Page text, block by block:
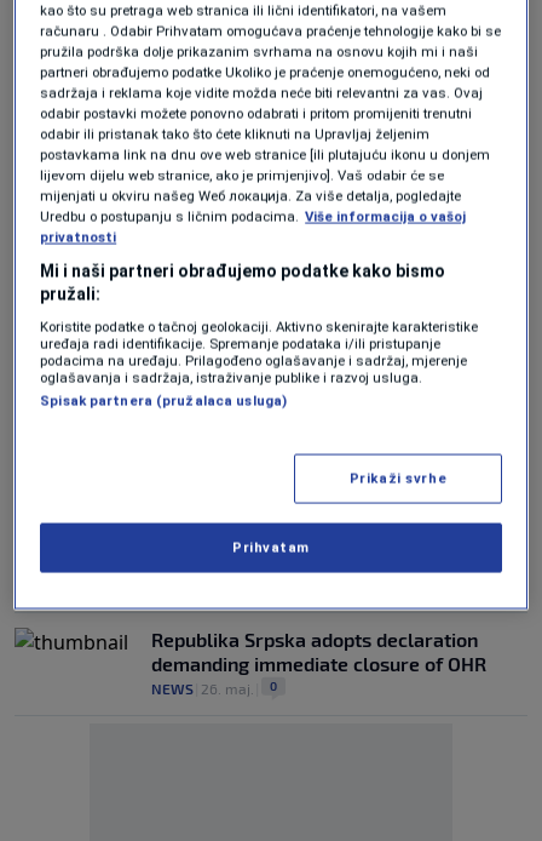
Oglas
"NACIONALNA PITANJA"
Srbija i SAD pokreću strateški dijalog,
"zaštite RS i rješavanja problema u BiH"
Constitutional Court of BiH upholds
legality of criminal offence for non-
compliance with High Representative
decisions
Dio opozicije u RS najavljuje proteste zbog
novog zaduženja od 800 miliona, vlast
uzvraća optužbama za blokade
Republika Srpska adopts declaration
demanding immediate closure of OHR
NEWS 26. maj. 0
kao što su pretraga web stranica ili lični identifikatori, na vašem
računaru . Odabir Prihvatam omogućava praćenje tehnologije kako bi se
pružila podrška dolje prikazanim svrhama na osnovu kojih mi i naši
partneri obrađujemo podatke Ukoliko je praćenje onemogućeno, neki od
sadržaja i reklama koje vidite možda neće biti relevantni za vas. Ovaj
odabir postavki možete ponovno odabrati i pritom promijeniti trenutni
odabir ili pristanak tako što ćete kliknuti na Upravljaj željenim
postavkama link na dnu ove web stranice [ili plutajuću ikonu u donjem
lijevom dijelu web stranice, ako je primjenjivo]. Vaš odabir će se
mijenjati u okviru našeg Wеб локација. Za više detalja, pogledajte
Uredbu o postupanju s ličnim podacima. Više informacija o vašoj
privatnosti
Mi i naši partneri obrađujemo podatke kako bismo
pružali:
Koristite podatke o tačnoj geolokaciji. Aktivno skenirajte karakteristike
uređaja radi identifikacije. Spremanje podataka i/ili pristupanje
podacima na uređaju. Prilagođeno oglašavanje i sadržaj, mjerenje
oglašavanja i sadržaja, istraživanje publike i razvoj usluga.
Spisak partnera (pružalaca usluga)
Prikaži svrhe
Prihvatam